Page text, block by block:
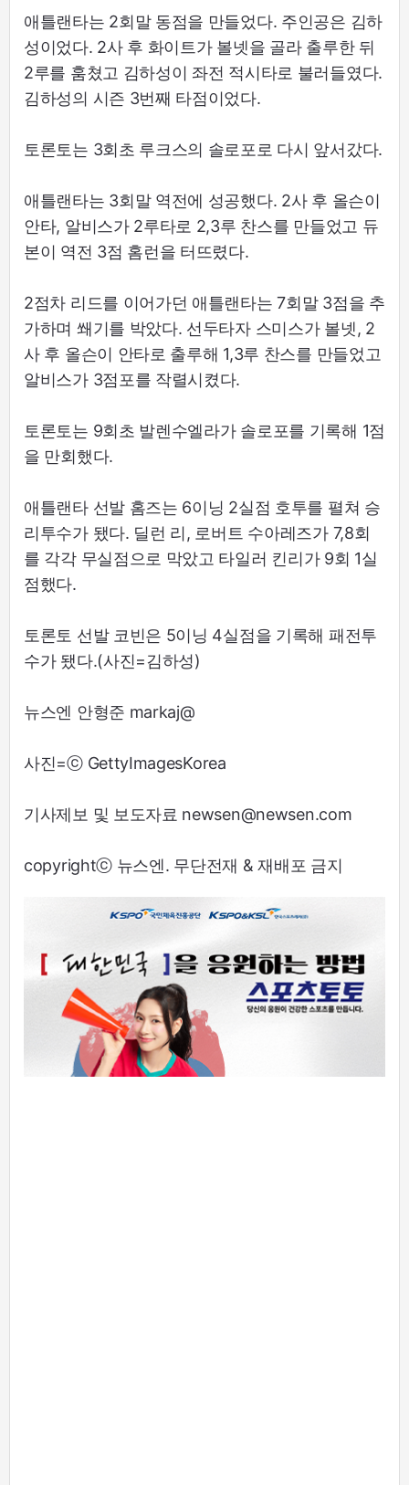
애틀랜타는 2회말 동점을 만들었다. 주인공은 김하
성이었다. 2사 후 화이트가 볼넷을 골라 출루한 뒤
2루를 훔쳤고 김하성이 좌전 적시타로 불러들였다.
김하성의 시즌 3번째 타점이었다.
토론토는 3회초 루크스의 솔로포로 다시 앞서갔다.
애틀랜타는 3회말 역전에 성공했다. 2사 후 올슨이
안타, 알비스가 2루타로 2,3루 찬스를 만들었고 듀
본이 역전 3점 홈런을 터뜨렸다.
2점차 리드를 이어가던 애틀랜타는 7회말 3점을 추
가하며 쐐기를 박았다. 선두타자 스미스가 볼넷, 2
사 후 올슨이 안타로 출루해 1,3루 찬스를 만들었고
알비스가 3점포를 작렬시켰다.
토론토는 9회초 발렌수엘라가 솔로포를 기록해 1점
을 만회했다.
애틀랜타 선발 홈즈는 6이닝 2실점 호투를 펼쳐 승
리투수가 됐다. 딜런 리, 로버트 수아레즈가 7,8회
를 각각 무실점으로 막았고 타일러 킨리가 9회 1실
점했다.
토론토 선발 코빈은 5이닝 4실점을 기록해 패전투
수가 됐다.(사진=김하성)
뉴스엔 안형준 markaj@
사진=ⓒ GettyImagesKorea
기사제보 및 보도자료 newsen@newsen.com
copyrightⓒ 뉴스엔. 무단전재 & 재배포 금지